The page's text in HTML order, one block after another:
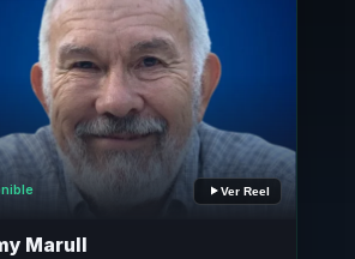
Ver Reel
Marull